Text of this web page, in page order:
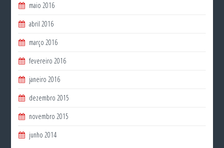
maio 2016
abril 2016
março 2016
fevereiro 2016
janeiro 2016
dezembro 2015
novembro 2015
junho 2014